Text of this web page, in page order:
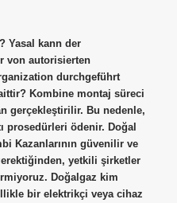
Yasal kann der
von autorisierten
durchgeführt
Kombine montaj süreci
gerçekleştirilir. Bu nedenle,
prosedürleri ödenir. Doğal
Kazanlarının güvenilir ve
yetkili şirketler
Doğalgaz kim
bir elektrikçi veya cihaz